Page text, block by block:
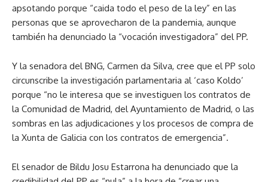
apsotando porque “caida todo el peso de la ley” en las
personas que se aprovecharon de la pandemia, aunque
también ha denunciado la “vocación investigadora” del PP.
Y la senadora del BNG, Carmen da Silva, cree que el PP solo
circunscribe la investigación parlamentaria al ‘caso Koldo’
porque “no le interesa que se investiguen los contratos de
la Comunidad de Madrid, del Ayuntamiento de Madrid, o las
sombras en las adjudicaciones y los procesos de compra de
la Xunta de Galicia con los contratos de emergencia”.
El senador de Bildu Josu Estarrona ha denunciado que la